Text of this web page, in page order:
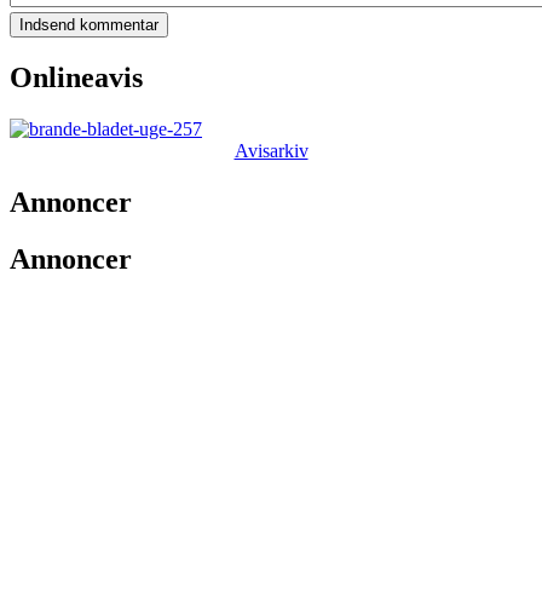
Onlineavis
Avisarkiv
Annoncer
Annoncer